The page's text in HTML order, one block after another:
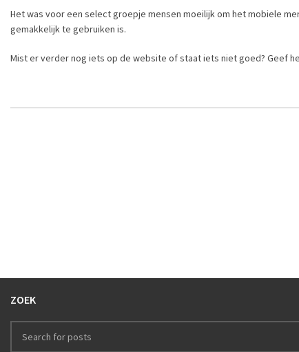
Het was voor een select groepje mensen moeilijk om het mobiele
gemakkelijk te gebruiken is.
Mist er verder nog iets op de website of staat iets niet goed? Geef
ZOEK